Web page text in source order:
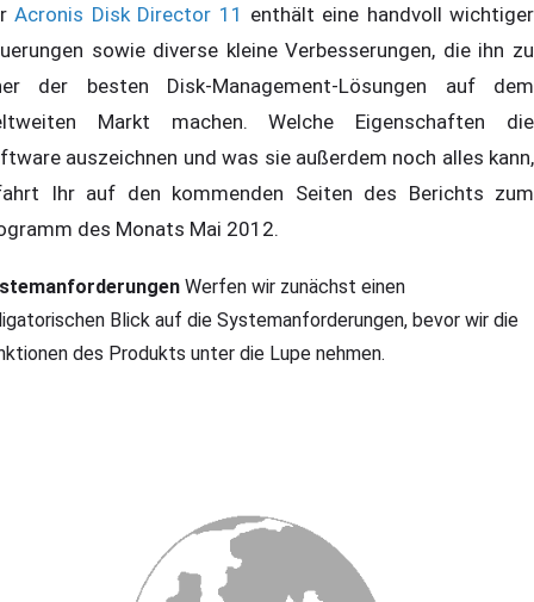
Acronis Disk Director 11 enthält eine handvoll wichtiger
sowie diverse kleine Verbesserungen, die ihn zu
der besten Disk-Management-Lösungen auf dem
Markt machen. Welche Eigenschaften die
auszeichnen und was sie außerdem noch alles kann,
Ihr auf den kommenden Seiten des Berichts zum
des Monats Mai 2012.
Werfen wir zunächst einen
Blick auf die Systemanforderungen, bevor wir die
des Produkts unter die Lupe nehmen.